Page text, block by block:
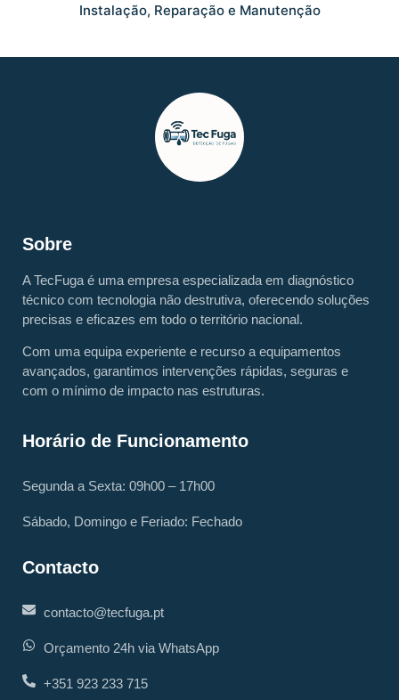
Instalação, Reparação e Manutenção
Sobre
A TecFuga é uma empresa especializada em diagnóstico
técnico com tecnologia não destrutiva, oferecendo soluções
precisas e eficazes em todo o território nacional.
Com uma equipa experiente e recurso a equipamentos
avançados, garantimos intervenções rápidas, seguras e
com o mínimo de impacto nas estruturas.
Horário de Funcionamento
Segunda a Sexta: 09h00 – 17h00
Sábado, Domingo e Feriado: Fechado
Contacto
contacto@tecfuga.pt
Orçamento 24h via WhatsApp
+351 923 233 715